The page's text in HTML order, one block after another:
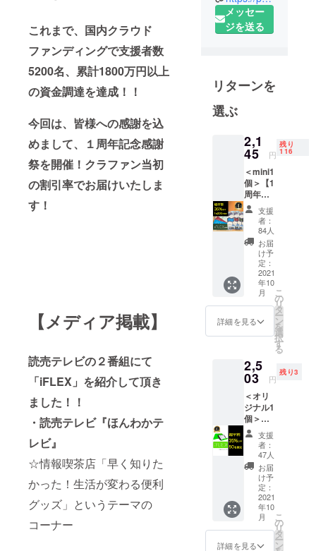
これまで、国内クラウド
ファンディングで支援者数
5200名、累計1800万円以上
の資金調達を達成！！
今回は、皆様への感謝を込
めまして、１周年記念感謝
祭を開催！クラファン当初
の割引率でお届けいたしま
す！
【メディア掲載】
読売テレビの２番組にて
「iFLEX」を紹介して頂き
ました！！
・読売テレビ『ほんわかテ
レビ』
☆情報喫茶店「早く知りた
かった！生活が変わる便利
グッズ」というテーマの
コーナー
なるビジネ
スを心掛
をしており
ます。①働
き方改革 ②
マネーリテ
ラシー向上
③スポーツ×
地方創生支
援。2020年1
月に行われ
たラスベガ
スCESで
『iFLEX』に
出会い、ス
マホスタン
ド以外にも
様々な使い
方ができる
感じ、より
多くの方に
商品をお届
けしたく、
起案いたし
ました。使
い方はあな
た次第！是
非、様々な
使い方を教
えて下さ
メッセー
ジを送る
リターンを
選ぶ
2,1
45 円
残り
116
＜mini1
個＞【1
周年超
早割
35％OF
iFLEX
mini×1
一般販
売価
格：
3,300円
（税・
送料
込） の
→
2,145円
【内
容】
■iFLEX
mini × 1
個（ボ
ドー、
サック
ス、プ
ティッ
シュグ
リーン
より１
色をお
支援
者：
84人
お届
け予
定：
2021
年10
月
詳細を見る
こ
の
リ
タ
ー
ン
を
選
択
す
る
2,5
03 円
残り3
＜オリ
ジナル1
個＞ラ
イムグ
リーン
【1周年
超早割
35％OF
iFLEX
オリジ
ナル×1
一般販
売価
支援
者：
47人
お届
け予
定：
2021
年10
月
詳細を見る
こ
の
リ
タ
ー
ン